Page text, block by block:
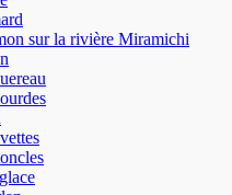
sur la rivière Miramichi